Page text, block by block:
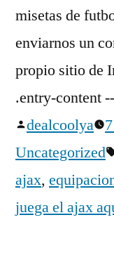
Publicado
por
dealcoolya
Uncategorized
ajax,
juega el ajax